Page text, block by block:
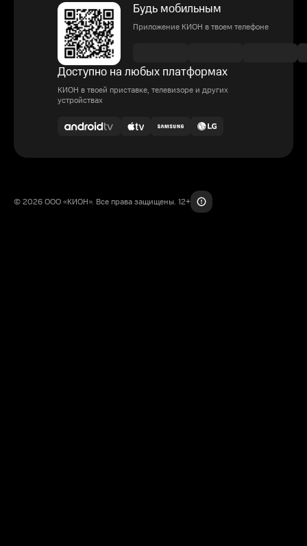
Будь мобильным
Приложение КИОН в твоем телефоне
Доступно на любых платформах
КИОН в твоей приставке, телевизоре и других
устройствах
© 2026 ООО «КИОН». Все права защищены. 12+